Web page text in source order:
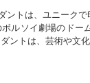
ントは、ユニーク
ルソイ劇場のドー
ントは、芸術や文